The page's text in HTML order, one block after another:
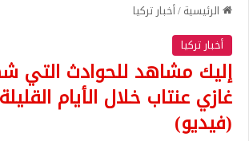
الرئيسية/أخبار تركيا
أخبار تركيا
إليك مشاهد للحوادث التي
غازي عنتاب خلال الأيام
(فيديو)